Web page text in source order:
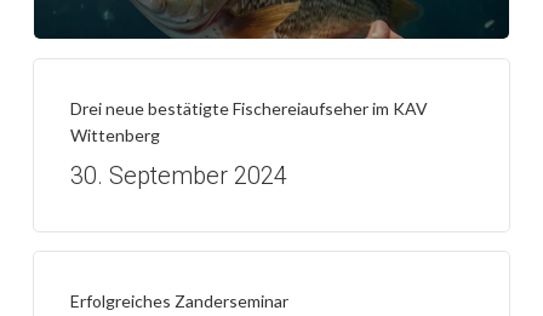
Drei neue bestätigte Fischereiaufseher im KAV
Wittenberg
30. September 2024
Erfolgreiches Zanderseminar